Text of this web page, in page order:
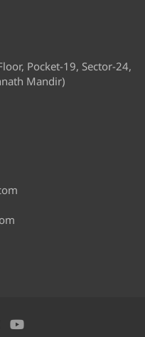
Pocket-19, Sector-24,
Mandir)